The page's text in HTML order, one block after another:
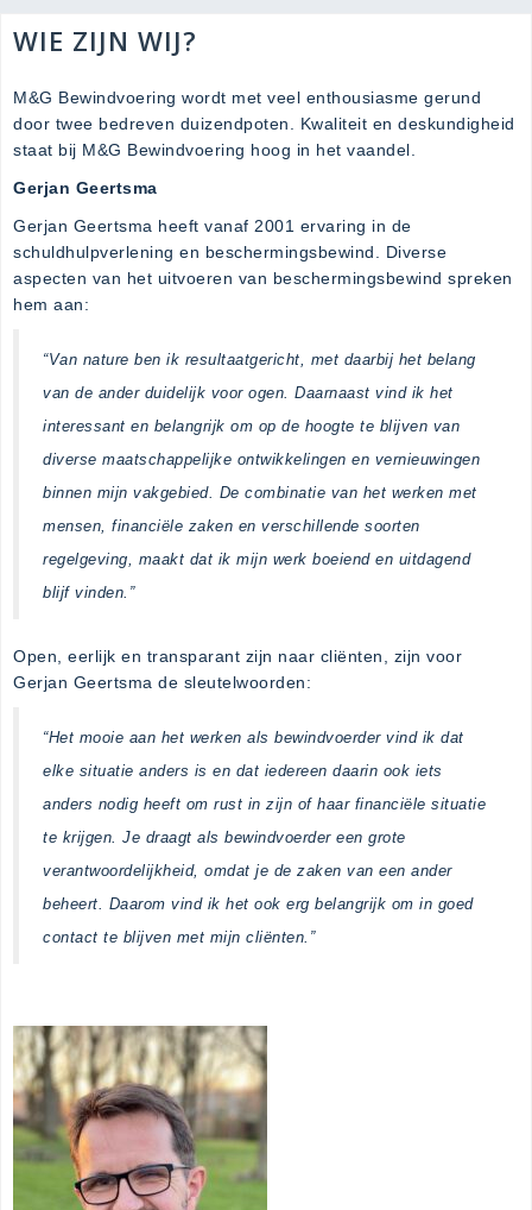
WIE ZIJN WIJ?
M&G Bewindvoering wordt met veel enthousiasme gerund
door twee bedreven duizendpoten. Kwaliteit en deskundigheid
staat bij M&G Bewindvoering hoog in het vaandel.
Gerjan Geertsma
Gerjan Geertsma heeft vanaf 2001 ervaring in de
schuldhulpverlening en beschermingsbewind. Diverse
aspecten van het uitvoeren van beschermingsbewind spreken
hem aan:
“Van nature ben ik resultaatgericht, met daarbij het belang
van de ander duidelijk voor ogen. Daarnaast vind ik het
interessant en belangrijk om op de hoogte te blijven van
diverse maatschappelijke ontwikkelingen en vernieuwingen
binnen mijn vakgebied. De combinatie van het werken met
mensen, financiële zaken en verschillende soorten
regelgeving, maakt dat ik mijn werk boeiend en uitdagend
blijf vinden.”
Open, eerlijk en transparant zijn naar cliënten, zijn voor
Gerjan Geertsma de sleutelwoorden:
“Het mooie aan het werken als bewindvoerder vind ik dat
elke situatie anders is en dat iedereen daarin ook iets
anders nodig heeft om rust in zijn of haar financiële situatie
te krijgen. Je draagt als bewindvoerder een grote
verantwoordelijkheid, omdat je de zaken van een ander
beheert. Daarom vind ik het ook erg belangrijk om in goed
contact te blijven met mijn cliënten.”